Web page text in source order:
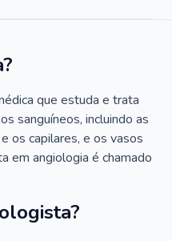
que estuda e trata
sanguíneos, incluindo as
os capilares, e os vasos
em angiologia é chamado